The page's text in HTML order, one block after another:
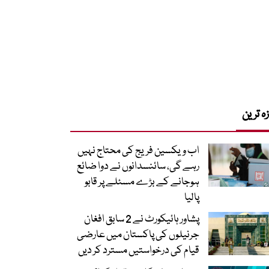
ترین
اب ویکسین فریج کی محتاج نہیں
رہے گی، سائنسدانوں نے دوا ضائع
ہوجانے کے بڑے مسئلے پر قابو
پالیا
پشاور ہائیکورٹ نے 2 سابق افغان
جرنیلوں کی پاکستان میں عارضی
قیام کی درخواستیں مسترد کر دیں